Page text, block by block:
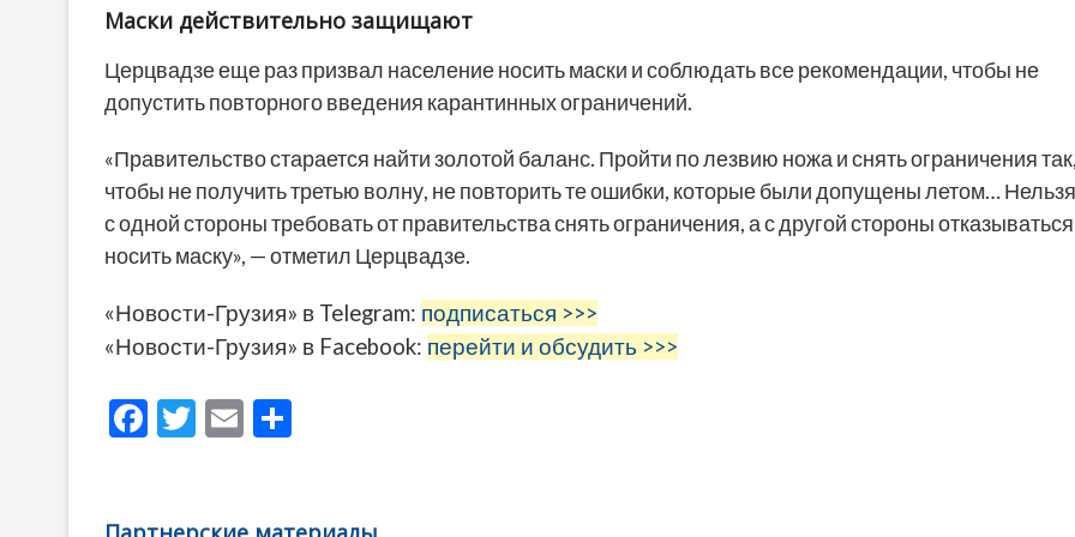
Маски действительно защищают
Церцвадзе еще раз призвал население носить маски и соблюдать все рекомендации, чтобы не
допустить повторного введения карантинных ограничений.
«Правительство старается найти золотой баланс. Пройти по лезвию ножа и снять ограничения
чтобы не получить третью волну, не повторить те ошибки, которые были допущены летом… Нельзя
с одной стороны требовать от правительства снять ограничения, а с другой стороны отказываться
носить маску», — отметил Церцвадзе.
«Новости-Грузия» в Telegram: подписаться >>>
«Новости-Грузия» в Facebook: перейти и обсудить >>>
F
T
E